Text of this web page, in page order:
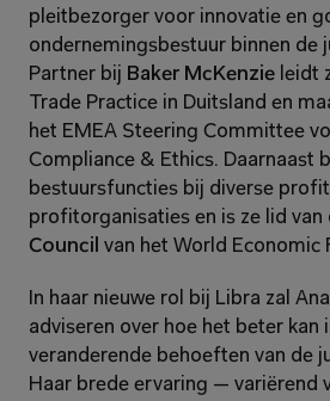
pleitbezorger voor innovatie en
ondernemingsbestuur binnen de
Partner bij Baker McKenzie leidt
Trade Practice in Duitsland en
het EMEA Steering Committee
Compliance & Ethics. Daarnaast
bestuursfuncties bij diverse
profitorganisaties en is ze lid van
Council van het World Economic
In haar nieuwe rol bij Libra zal
adviseren over hoe het beter kan
veranderende behoeften van de
Haar brede ervaring — variërend